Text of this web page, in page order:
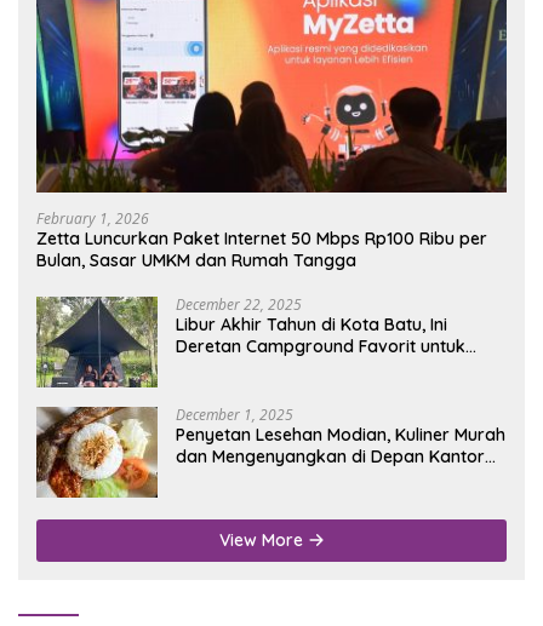
February 1, 2026
Zetta Luncurkan Paket Internet 50 Mbps Rp100 Ribu per
Bulan, Sasar UMKM dan Rumah Tangga
December 22, 2025
Libur Akhir Tahun di Kota Batu, Ini
Deretan Campground Favorit untuk
December 1, 2025
Penyetan Lesehan Modian, Kuliner Murah
dan Mengenyangkan di Depan Kantor
View More